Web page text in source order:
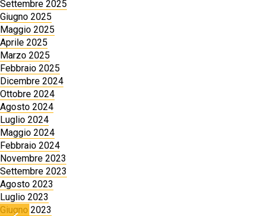
Settembre 2025
Giugno 2025
Maggio 2025
Aprile 2025
Marzo 2025
Febbraio 2025
Dicembre 2024
Ottobre 2024
Agosto 2024
Luglio 2024
Maggio 2024
Febbraio 2024
Novembre 2023
Settembre 2023
Agosto 2023
Luglio 2023
Giugno 2023